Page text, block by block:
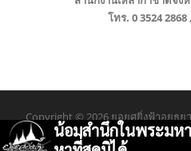
โทร. 0 3524 2868
Copyright © 2026 ยอยศยิ่งฟ้าอยุธย
Screenr parallax theme
น้อมสำนึกในพระม